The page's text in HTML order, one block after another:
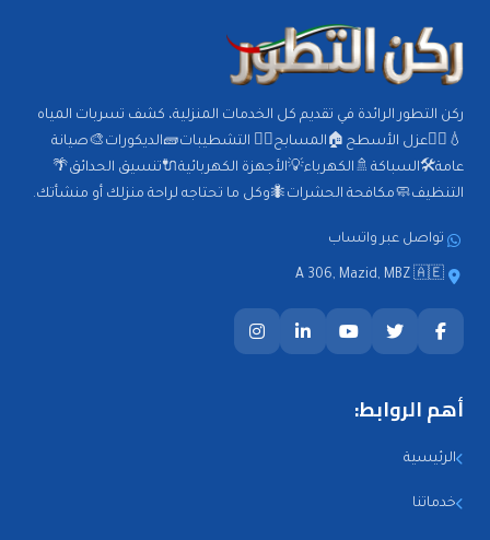
ركن التطور الرائدة في تقديم كل الخدمات المنزلية، كشف تسربات المياه
💧🕵️‍♂️عزل الأسطح🏠المسابح🏊‍♂️ التشطيبات🧱الديكورات🎨صيانة
عامة🛠️السباكة🚿الكهرباء💡الأجهزة الكهربائية🔌تنسيق الحدائق🌴
التنظيف🧼مكافحة الحشرات🐜وكل ما تحتاجه لراحة منزلك أو منشأتك.
تواصل عبر واتساب
A 306, Mazid, MBZ 🇦🇪
أهم الروابط:
الرئيسية
خدماتنا